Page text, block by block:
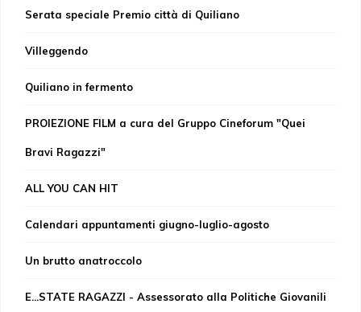
Serata speciale Premio città di Quiliano
Villeggendo
Quiliano in fermento
PROIEZIONE FILM a cura del Gruppo Cineforum "Quei
Bravi Ragazzi"
ALL YOU CAN HIT
Calendari appuntamenti giugno-luglio-agosto
Un brutto anatroccolo
E...STATE RAGAZZI - Assessorato alla Politiche Giovanili